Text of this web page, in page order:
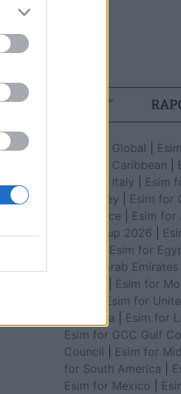
Esim for Global
Esim for Caribbean
Esim for Italy
Esim
for Turkey
Esim for
for Greece
Esim for
World Cup 2026
Esim for
United Arab Emirates
Esim for
Esim for
for Africa
Esim for
Esim for GCC Gulf
Council
Esim for
for South America
Esim for Mexico